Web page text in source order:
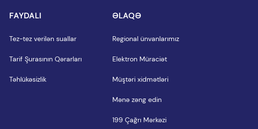
FAYDALI
Tez-tez verilən suallar
Tarif Şurasının Qərarları
Təhlükəsizlik
ƏLAQƏ
Regional ünvanlarımız
Elektron Müraciət
Müştəri xidmətləri
Mənə zəng edin
199 Çağrı Mərkəzi